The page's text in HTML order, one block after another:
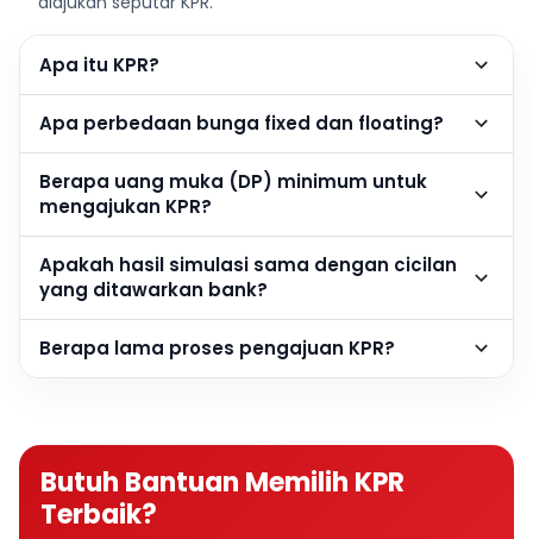
Apa itu KPR?
Apa perbedaan bunga fixed dan floating?
Berapa uang muka (DP) minimum untuk
mengajukan KPR?
Apakah hasil simulasi sama dengan cicilan
yang ditawarkan bank?
Berapa lama proses pengajuan KPR?
Butuh Bantuan Memilih KPR
Terbaik?